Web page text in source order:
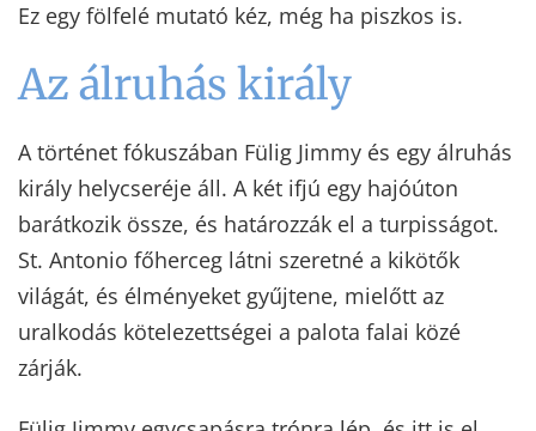
Ez egy fölfelé mutató kéz, még ha piszkos is.
Az álruhás király
A történet fókuszában Fülig Jimmy és egy álruhás
király helycseréje áll. A két ifjú egy hajóúton
barátkozik össze, és határozzák el a turpisságot.
St. Antonio főherceg látni szeretné a kikötők
világát, és élményeket gyűjtene, mielőtt az
uralkodás kötelezettségei a palota falai közé
zárják.